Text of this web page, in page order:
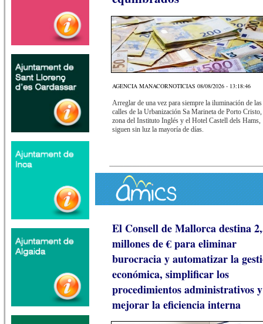
AGENCIA MANACORNOTICIAS 08/08/2026 - 13:18:46
Arreglar de una vez para siempre la iluminación de las
calles de la Urbanización Sa Marineta de Porto Cristo,
zona del Instituto Inglés y el Hotel Castell dels Hams,
siguen sin luz la mayoría de días.
El Consell de Mallorca destina
millones de € para eliminar
burocracia y automatizar la
económica, simplificar los
procedimientos administrativos y
mejorar la eficiencia interna